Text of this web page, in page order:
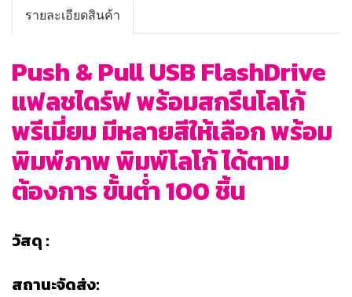
รายละเอียดสินค้า
Push & Pull USB FlashDrive
แฟลชไดร์ฟ พร้อมสกรีนโลโก้
พรีเมี่ยม มีหลายสีให้เลือก พร้อม
พิมพ์ภาพ พิมพ์โลโก้ ได้ตาม
ต้องการ ขั้นต่ำ 100 ชิ้น
วัสดุ :
สถานะจัดส่ง: